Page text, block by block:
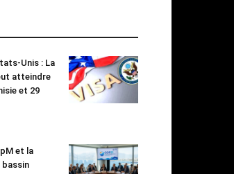
Unis : La
atteindre
et 29
et la
bassin